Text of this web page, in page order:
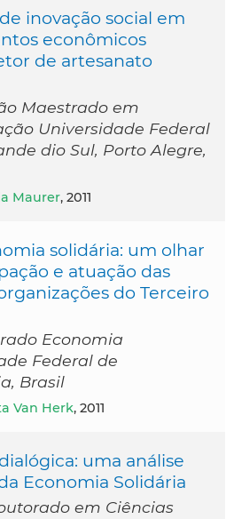
inovação social em
econômicos
de artesanato
Maestrado em
Universidade Federal
dio Sul, Porto Alegre,
Maurer, 2011
solidária: um olhar
e atuação das
do Terceiro
Economia
Federal de
Brasil
Van Herk, 2011
uma análise
Economia Solidária
em Ciências